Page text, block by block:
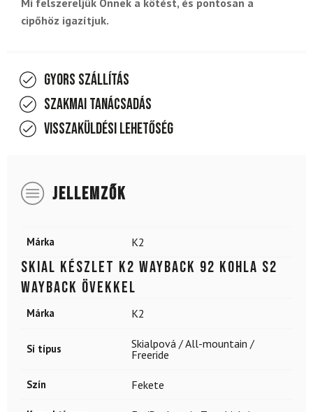
Mi felszereljük Önnek a kötést, és pontosan a
cipőhöz igazítjuk.
Gyors szállítás
Szakmai tanácsadás
Visszaküldési lehetőség
JELLEMZŐK
Márka K2
Skial készlet K2 Wayback 92 Kohla S2
Wayback övekkel
Márka K2
Sí típus
Skialpová / All-mountain /
Freeride
Szín Fekete